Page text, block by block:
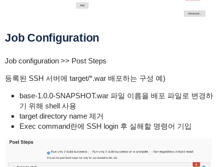
Job Configuration
Job configuration >> Post Steps
등록된 SSH 서버에 target/*.war 배포하는 구성 예)
base-1.0.0-SNAPSHOT.war 파일 이름을 배포 파일로 변경하
기 위해 shell 사용
target directory name 제거
Exec command란에 SSH login 후 실해할 명령어 기입